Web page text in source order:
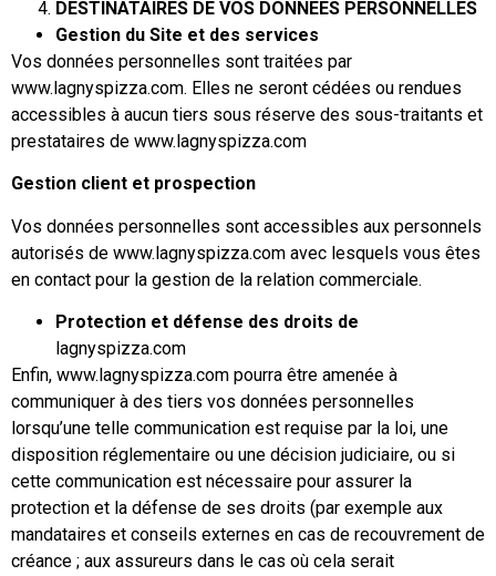
DESTINATAIRES DE VOS DONNEES PERSONNELLES
Gestion du Site et des services
Vos données personnelles sont traitées par
www.lagnyspizza.com. Elles ne seront cédées ou rendues
accessibles à aucun tiers sous réserve des sous-traitants et
prestataires de www.lagnyspizza.com
Gestion client et prospection
Vos données personnelles sont accessibles aux personnels
autorisés de www.lagnyspizza.com avec lesquels vous êtes
en contact pour la gestion de la relation commerciale.
Protection et défense des droits de
lagnyspizza.com
Enfin, www.lagnyspizza.com pourra être amenée à
communiquer à des tiers vos données personnelles
lorsqu’une telle communication est requise par la loi, une
disposition réglementaire ou une décision judiciaire, ou si
cette communication est nécessaire pour assurer la
protection et la défense de ses droits (par exemple aux
mandataires et conseils externes en cas de recouvrement de
créance ; aux assureurs dans le cas où cela serait